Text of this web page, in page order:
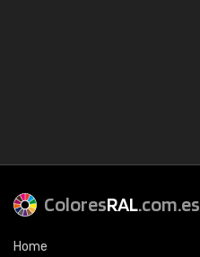
ColoresRAL.com.es
Home